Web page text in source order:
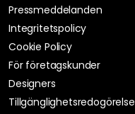
Pressmeddelanden
Integritetspolicy
Cookie Policy
För företagskunder
Designers
Tillgänglighetsredogörelse